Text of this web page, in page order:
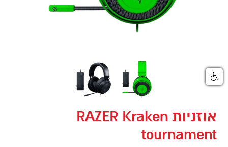
אוזניות RAZER Kraken
tournament